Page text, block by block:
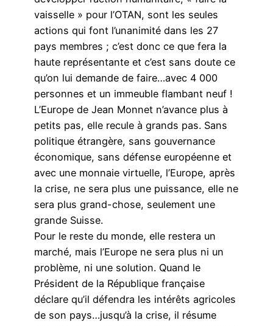
vaisselle » pour l’OTAN, sont les seules
actions qui font l’unanimité dans les 27
pays membres ; c’est donc ce que fera la
haute représentante et c’est sans doute ce
qu’on lui demande de faire…avec 4 000
personnes et un immeuble flambant neuf !
L’Europe de Jean Monnet n’avance plus à
petits pas, elle recule à grands pas. Sans
politique étrangère, sans gouvernance
économique, sans défense européenne et
avec une monnaie virtuelle, l’Europe, après
la crise, ne sera plus une puissance, elle ne
sera plus grand-chose, seulement une
grande Suisse.
Pour le reste du monde, elle restera un
marché, mais l’Europe ne sera plus ni un
problème, ni une solution. Quand le
Président de la République française
déclare qu’il défendra les intérêts agricoles
de son pays…jusqu’à la crise, il résume